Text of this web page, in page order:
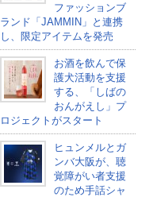
ファッションブ
ランド「JAMMIN」と連携
し、限定アイテムを発売
お酒を飲んで保
護犬活動を支援
する、「しばの
おんがえし」プ
ロジェクトがスタート
ヒュンメルとガ
ンバ大阪が、聴
覚障がい者支援
のため手話シャ